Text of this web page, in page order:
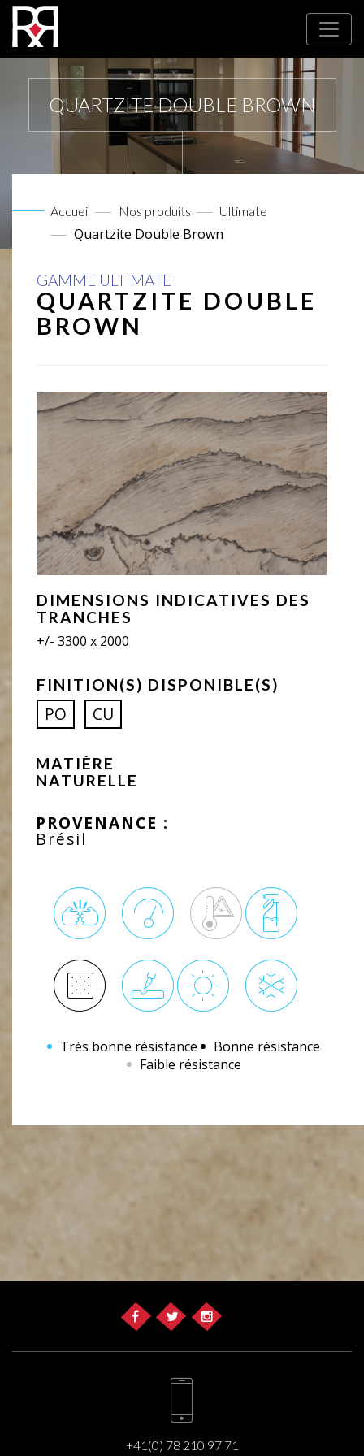
QUARTZITE DOUBLE BROWN
Accueil Nos produits Ultimate
Quartzite Double Brown
MATIÈRE
NATURELLE
PROVENANCE :
Brésil
GAMME ULTIMATE
QUARTZITE DOUBLE
BROWN
DIMENSIONS INDICATIVES DES
TRANCHES
+/- 3300 x 2000
FINITION(S) DISPONIBLE(S)
PO CU
Très bonne résistance
Bonne résistance
Faible résistance
+41(0) 78 210 97 71